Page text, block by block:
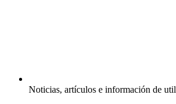
Noticias, artículos e información de